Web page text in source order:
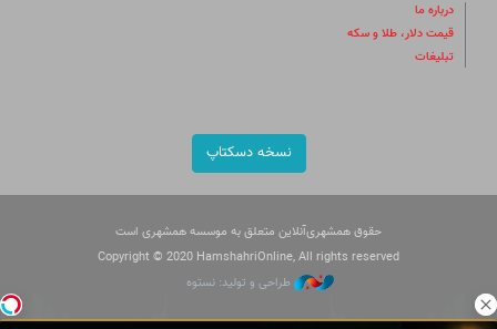
درباره ما
قیمت دلار، طلا و سکه
تبلیغات
نسخه دسکتاپ
حقوق همشهری‌آنلاین متعلق به موسسه همشهری است
Copyright © 2020 HamshahriOnline, All rights reserved
طراحی و تولید: نستوه